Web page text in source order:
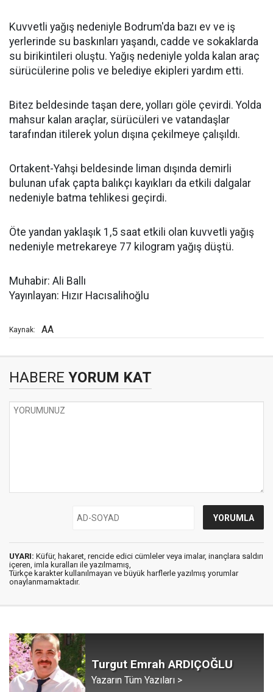
Kuvvetli yağış nedeniyle Bodrum'da bazı ev ve iş
yerlerinde su baskınları yaşandı, cadde ve sokaklarda
su birikintileri oluştu. Yağış nedeniyle yolda kalan araç
sürücülerine polis ve belediye ekipleri yardım etti.
Bitez beldesinde taşan dere, yolları göle çevirdi. Yolda
mahsur kalan araçlar, sürücüleri ve vatandaşlar
tarafından itilerek yolun dışına çekilmeye çalışıldı.
Ortakent-Yahşi beldesinde liman dışında demirli
bulunan ufak çapta balıkçı kayıkları da etkili dalgalar
nedeniyle batma tehlikesi geçirdi.
Öte yandan yaklaşık 1,5 saat etkili olan kuvvetli yağış
nedeniyle metrekareye 77 kilogram yağış düştü.
Muhabir: Ali Ballı
Yayınlayan: Hızır Hacısalihoğlu
Kaynak: AA
HABERE YORUM KAT
UYARI: Küfür, hakaret, rencide edici cümleler veya imalar, inançlara saldırı
içeren, imla kuralları ile yazılmamış,
Türkçe karakter kullanılmayan ve büyük harflerle yazılmış yorumlar
onaylanmamaktadır.
Turgut Emrah ARDIÇOĞLU
Yazarın Tüm Yazıları >